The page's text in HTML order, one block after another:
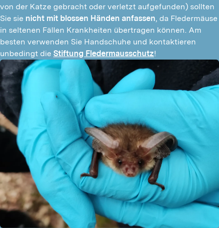
von der Katze gebracht oder verletzt aufgefunden) sollten
Sie sie nicht mit blossen Händen anfassen, da Fledermäuse
in seltenen Fällen Krankheiten übertragen können. Am
besten verwenden Sie Handschuhe und kontaktieren
unbedingt die Stiftung Fledermausschutz!